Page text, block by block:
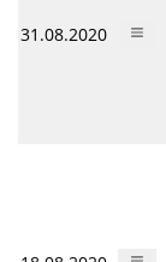
31.08.2020